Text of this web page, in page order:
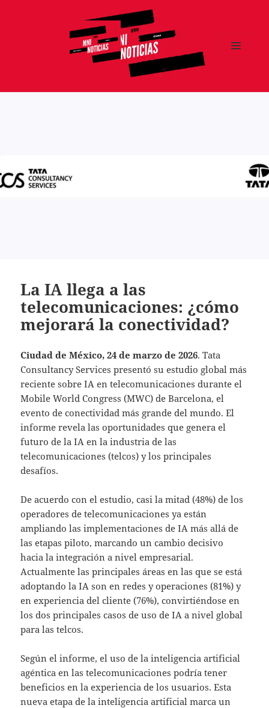
La IA llega a las
telecomunicaciones: ¿cómo
mejorará la conectividad?
Ciudad de México, 24 de marzo de 2026. Tata
Consultancy Services presentó su estudio global más
reciente sobre IA en telecomunicaciones durante el
Mobile World Congress (MWC) de Barcelona, el
evento de conectividad más grande del mundo. El
informe revela las oportunidades que genera el
futuro de la IA en la industria de las
telecomunicaciones (telcos) y los principales
desafíos.
De acuerdo con el estudio, casi la mitad (48%) de los
operadores de telecomunicaciones ya están
ampliando las implementaciones de IA más allá de
las etapas piloto, marcando un cambio decisivo
hacia la integración a nivel empresarial.
Actualmente las principales áreas en las que se está
adoptando la IA son en redes y operaciones (81%) y
en experiencia del cliente (76%), convirtiéndose en
los dos principales casos de uso de IA a nivel global
para las telcos.
Según el informe, el uso de la inteligencia artificial
agéntica en las telecomunicaciones podría tener
beneficios en la experiencia de los usuarios. Esta
nueva etapa de la inteligencia artificial marca un